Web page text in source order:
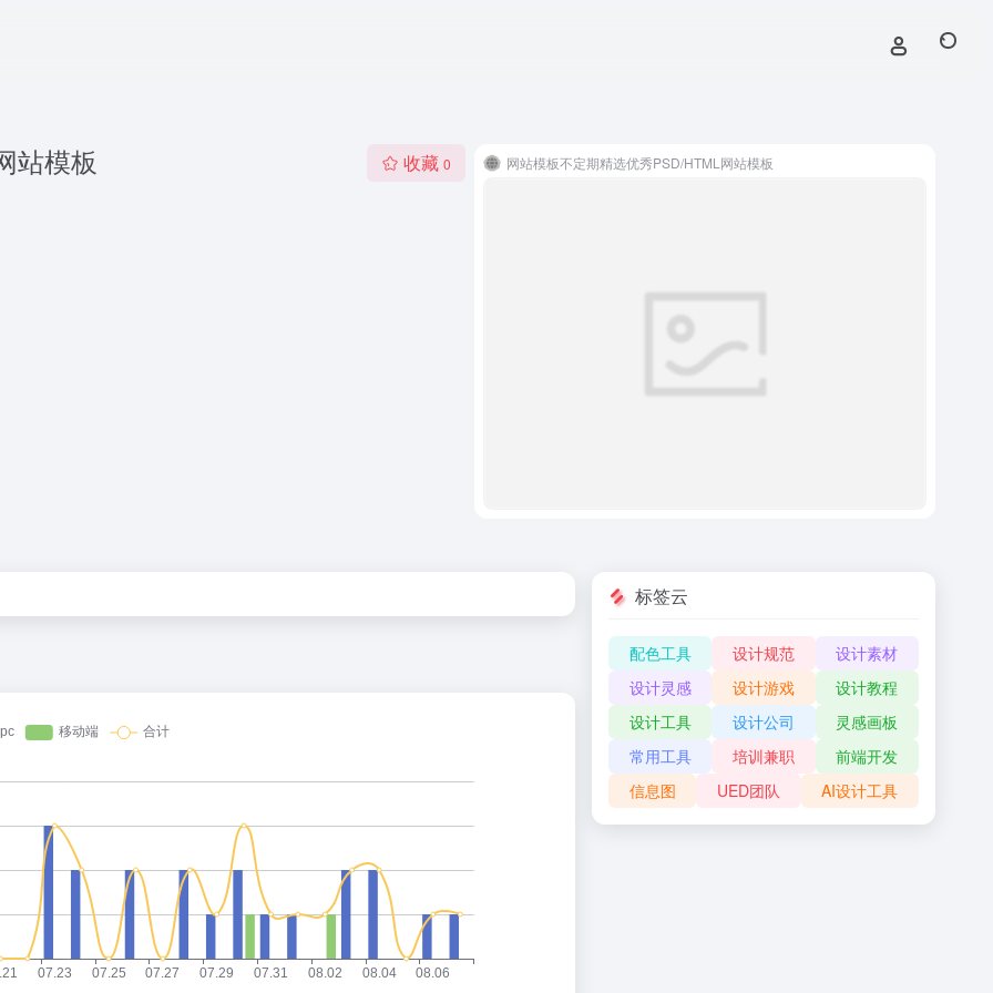
站模板 收藏 0 网站模板不定期精选优秀PSD/HTML网站模板
标签云
配色工具 设计规范
设计素材
设计灵感
设计游戏
设计教程
设计工具
设计公司
灵感画板
常用工具
培训兼职
前端开发
信息图
UED团队 AI设计工具